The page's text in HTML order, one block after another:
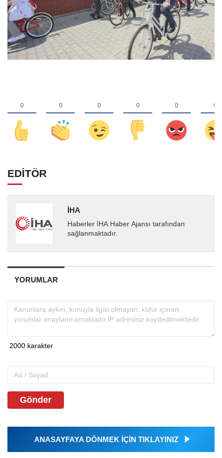
EDİTÖR
İHA
Haberler İHA Haber Ajansı tarafından
sağlanmaktadır.
YORUMLAR
Gönder
ANASAYFAYA DÖNMEK İÇİN TIKLAYINIZ